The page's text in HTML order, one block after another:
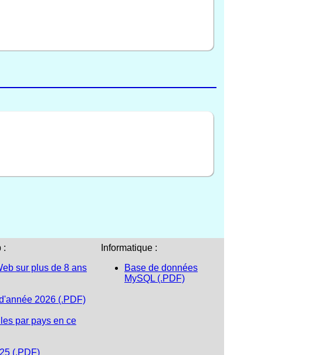
:
sur plus de 8 ans
2026 (.PDF)
par pays en ce
(.PDF)
Informatique :
Base de données
MySQL (.PDF)